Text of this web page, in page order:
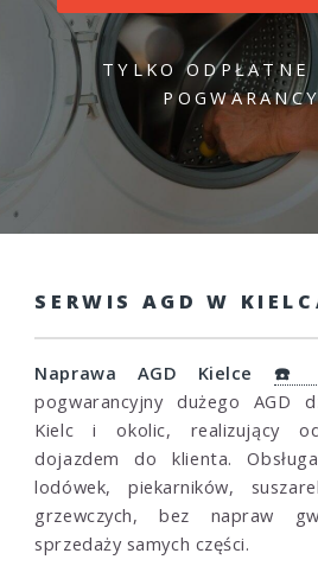
TYLKO ODPŁATNE
SERWIS AGD W
Naprawa AGD Kielce ☎️
pogwarancyjny dużego AGD
Kielc i okolic, realizujący
dojazdem do klienta.
lodówek, piekarników,
grzewczych, bez napraw
sprzedaży samych części.